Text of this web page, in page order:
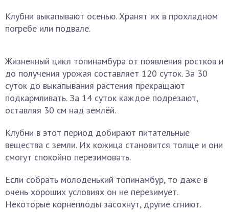
Клубни выкапывают осенью. Хранят их в прохладном
погребе или подвале.
Жизненный цикл топинамбура от появления ростков и
до получения урожая составляет 120 суток. За 30
суток до выкапывания растения прекращают
подкармливать. За 14 суток каждое подрезают,
оставляя 30 см над землёй.
Клубни в этот период добирают питательные
вещества с земли. Их кожица становится толще и они
смогут спокойно перезимовать.
Если собрать молоденький топинамбур, то даже в
очень хороших условиях он не перезимует.
Некоторые корнеплоды засохнут, другие сгниют.